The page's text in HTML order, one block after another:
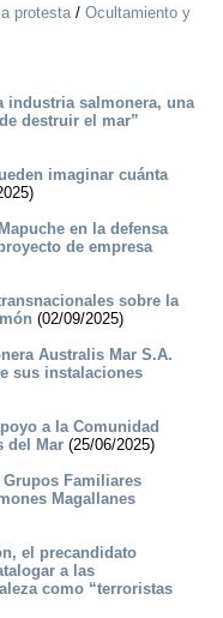
protesta/ Ocultamiento y
industria salmonera, una
destruir el mar”
imaginar cuánta
en la defensa
de empresa
sobre la
(02/09/2025)
Australis Mar S.A.
sus instalaciones
a la Comunidad
del Mar (25/06/2025)
Grupos Familiares
Magallanes
el precandidato
a las
como “terroristas